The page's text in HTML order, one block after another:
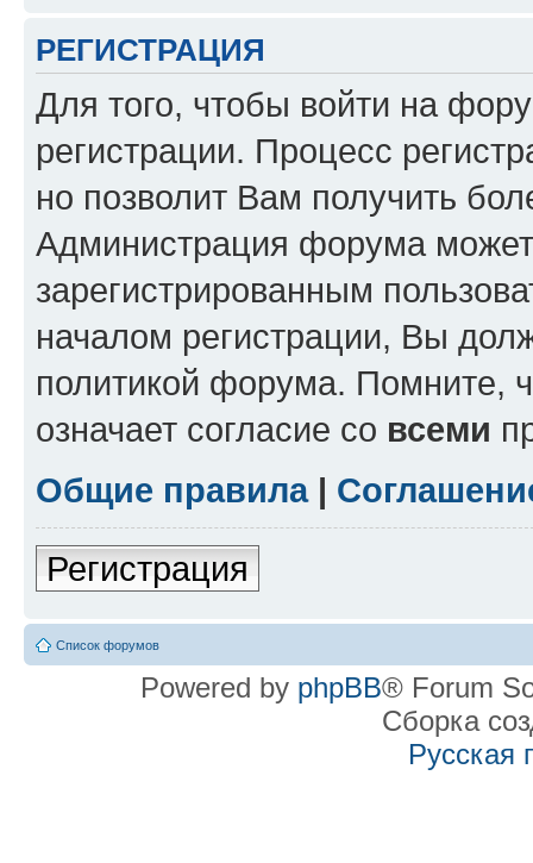
РЕГИСТРАЦИЯ
Для того, чтобы войти на
регистрации. Процесс
но позволит Вам получить
Администрация форума может
зарегистрированным
началом регистрации, Вы
политикой форума. Помните,
означает согласие со всеми
Общие правила|
Регистрация
Список форумов
Powered by phpBB® Forum
Сборка
Русская